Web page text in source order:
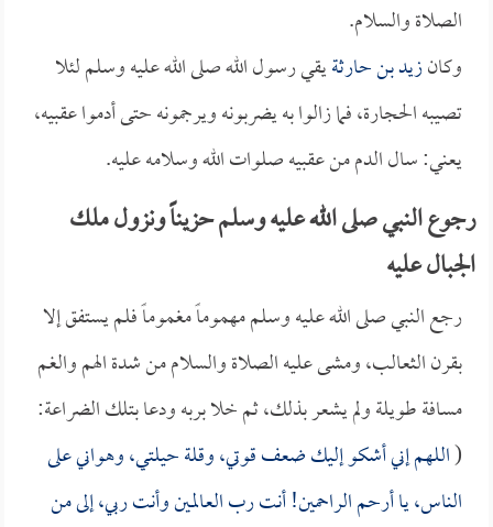
الصلاة والسلام.
وكانزيد بن حارثةيقي رسول الله صلى الله عليه وسلم لئلا
تصيبه الحجارة، فما زالوا به يضربونه ويرجمونه حتى أدموا عقبيه،
يعني: سال الدم من عقبيه صلوات الله وسلامه عليه.
رجوع النبي صلى الله عليه وسلم حزيناً ونزول ملك
الجبال عليه
رجع النبي صلى الله عليه وسلم مهموماً مغموماً فلم يستفق إلا
بقرن الثعالب، ومشى عليه الصلاة والسلام من شدة الهم والغم
مسافة طويلة ولم يشعر بذلك، ثم خلا بربه ودعا بتلك الضراعة:
(اللهم إني أشكو إليك ضعف قوتي، وقلة حيلتي، وهواني على
الناس، يا أرحم الراحمين! أنت رب العالمين وأنت ربي، إلى من